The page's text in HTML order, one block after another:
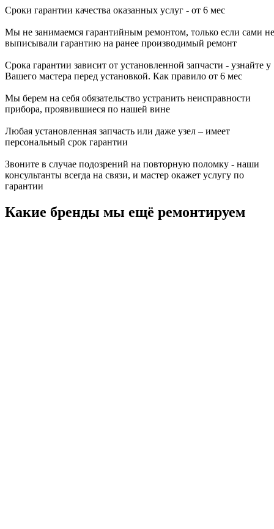
Сроки гарантии качества оказанных услуг - от 6 мес
Мы не занимаемся гарантийным ремонтом, только если сами не
выписывали гарантию на ранее производимый ремонт
Срока гарантии зависит от установленной запчасти - узнайте у
Вашего мастера перед установкой. Как правило от 6 мес
Мы берем на себя обязательство устранить неисправности
прибора, проявившиеся по нашей вине
Любая установленная запчасть или даже узел – имеет
персональный срок гарантии
Звоните в случае подозрений на повторную поломку - наши
консультанты всегда на связи, и мастер окажет услугу по
гарантии
Какие бренды мы ещё ремонтируем